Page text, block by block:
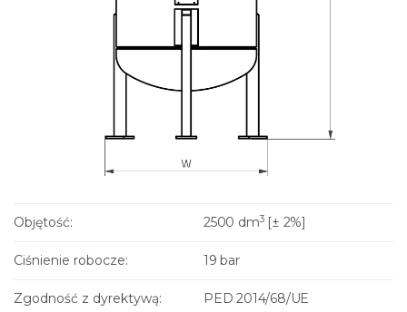
Objętość: 2500 dm3[± 2%]
Ciśnienie robocze: 19 bar
Zgodność z dyrektywą: PED 2014/68/UE